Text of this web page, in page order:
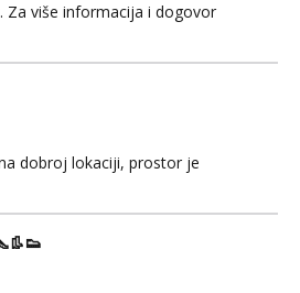
Za više informacija i dogovor
dobroj lokaciji, prostor je